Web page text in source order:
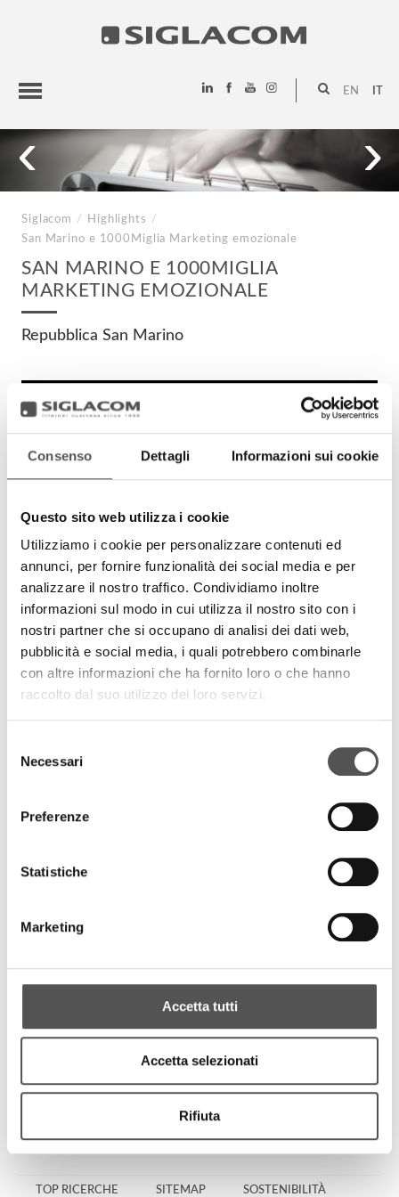
Consenso Dettagli Informazioni sui cookie
Questo sito web utilizza i cookie
Utilizziamo i cookie per personalizzare contenuti ed
annunci, per fornire funzionalità dei social media e per
analizzare il nostro traffico. Condividiamo inoltre
informazioni sul modo in cui utilizza il nostro sito con i
nostri partner che si occupano di analisi dei dati web,
pubblicità e social media, i quali potrebbero combinarle
con altre informazioni che ha fornito loro o che hanno
raccolto dal suo utilizzo dei loro servizi.
delNecessari
Preferenze
Statistiche
Marketing
Accetta tutti
Accetta selezionati
Rifiuta
EN
HIGHLIGHTS
PROGETTI
‹ ›
Siglacom / Highlights
/
San Marino e 1000Miglia Marketing emozionale
SAN MARINO E 1000MIGLIA
MARKETING EMOZIONALE
Repubblica San Marino
fine di rilanciare l'immagine della Repubblica di San
Marino, questa la strategia studiata e condivisa tra la
Segreteria di Stato di San Marino ed il team Siglacom.
events managing
HIGHLIGHTS
TOP RICERCHE SITEMAP SOSTENIBILITÀ